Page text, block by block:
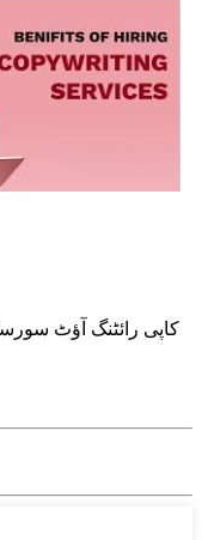
کاپی رائٹنگ آؤٹ